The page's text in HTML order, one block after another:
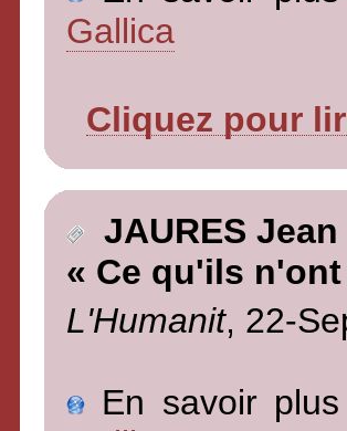
Gallica
Cliquez pour
JAURES Jean
« Ce qu'ils
L'Humanit, 22-
En savoir